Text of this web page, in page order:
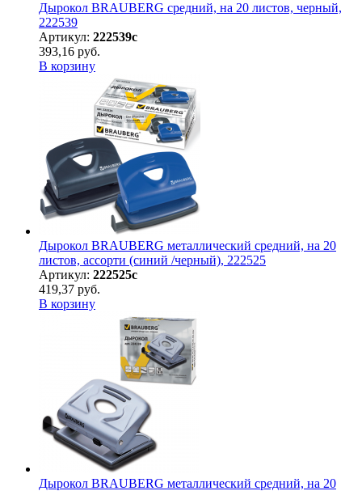
Дырокол BRAUBERG средний, на 20 листов, черный,
222539
Артикул: 222539с
393,16 руб.
В корзину
Дырокол BRAUBERG металлический средний, на 20
листов, ассорти (синий /черный), 222525
Артикул: 222525с
419,37 руб.
В корзину
Дырокол BRAUBERG металлический средний, на 20